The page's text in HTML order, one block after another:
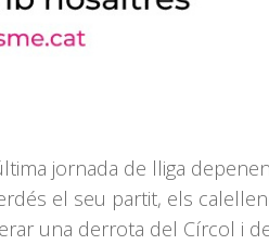
jornada de lliga
el seu partit, els
una derrota del Círcol i